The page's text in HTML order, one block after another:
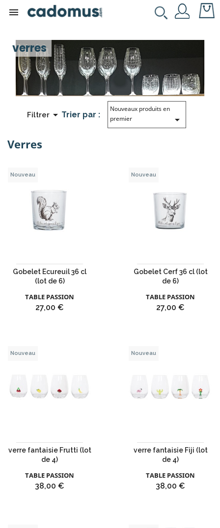

verres
Filtrer Trier par :
Nouveaux produits en
premier

Verres
Gobelet Ecureuil 36 cl
(lot de 6)
TABLE PASSION
Prix
27,00 €
Nouveau
Gobelet Cerf 36 cl (lot
de 6)
TABLE PASSION
Prix
27,00 €
Nouveau
verre fantaisie Frutti (lot
de 4)
TABLE PASSION
Prix
38,00 €
Nouveau
verre fantaisie Fiji (lot
de 4)
TABLE PASSION
Prix
38,00 €
Nouveau